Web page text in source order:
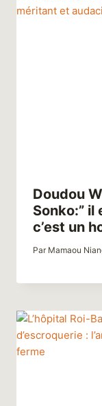
Doudou
Sonko:”
c’est un
Par Mamaou